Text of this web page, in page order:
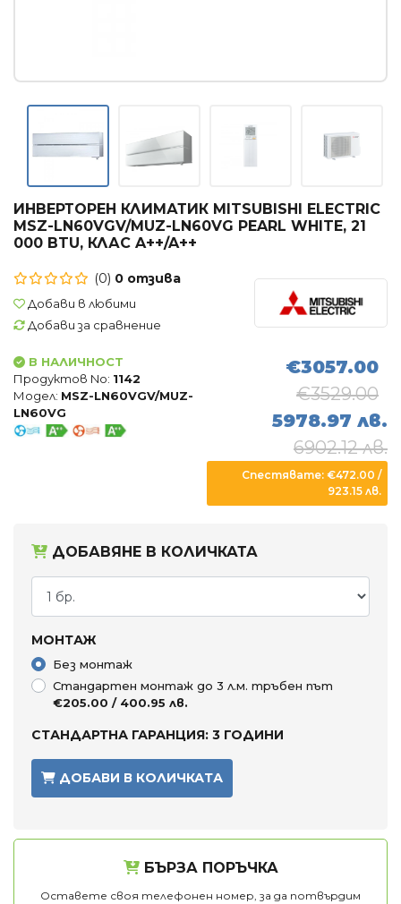
Мултипозиционни бойлери
ГРИЖА ЗА ВЪЗДУХА
Въздухопречистватели
Влагоуловители
ИНВЕРТОРЕН КЛИМАТИК MITSUBISHI ELECTRIC
MSZ-LN60VGV/MUZ-LN60VG PEARL WHITE, 21
000 BTU, КЛАС A++/A++
(0) 0 отзива
Добави в любими
Добави за сравнение
В НАЛИЧНОСТ
Продуктов No: 1142
Модел: MSZ-LN60VGV/MUZ-
LN60VG
€3057.00
€3529.00
5978.97 лв.
6902.12 лв.
Спестявате: €472.00 /
923.15 лв.
ДОБАВЯНЕ В КОЛИЧКАТА
МОНТАЖ
Без монтаж
Стандартен монтаж до 3 л.м. тръбен път
€205.00 / 400.95 лв.
СТАНДАРТНА ГАРАНЦИЯ: 3 ГОДИНИ
ДОБАВИ В КОЛИЧКАТА
БЪРЗА ПОРЪЧКА
Оставете своя телефонен номер, за да потвърдим